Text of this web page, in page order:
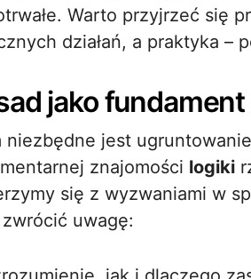
Warto przyjrzeć się
działań, a praktyka –
jako fundament
jest ugruntowanie
znajomości logiki
się z wyzwaniami w
uwagę: